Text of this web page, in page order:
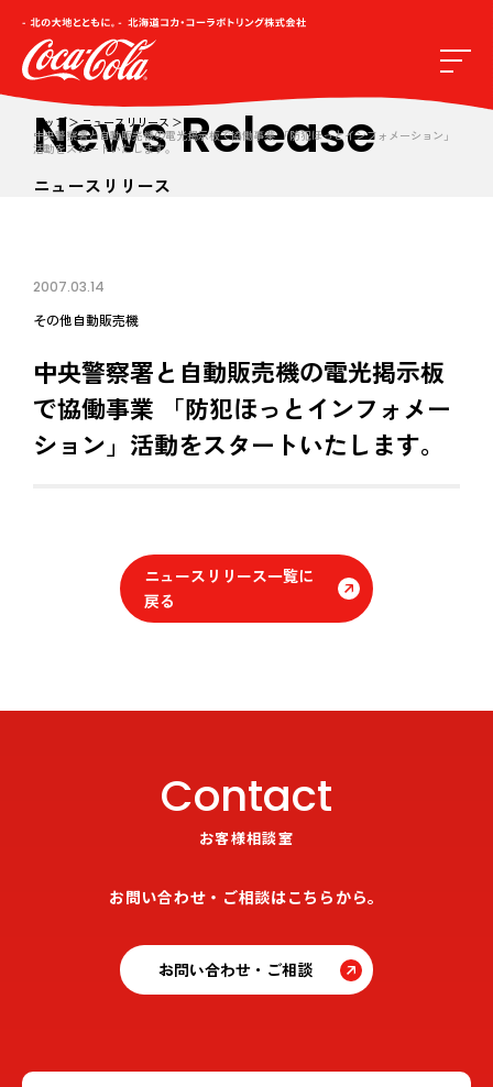
トップ
ニュースリリース
中央警察署と自動販売機の電光掲示板で協働事業 「防犯ほっとインフォメーション」
活動をスタートいたします。
News Release
ニュースリリース
2007.03.14
その他自動販売機
中央警察署と自動販売機の電光掲示板
で協働事業 「防犯ほっとインフォメー
ション」活動をスタートいたします。
ニュースリリース一覧に
戻る
Contact
お客様相談室
お問い合わせ・ご相談はこちらから。
お問い合わせ・ご相談